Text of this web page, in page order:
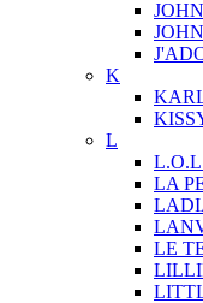
K
L
L.O.L
LA
LE